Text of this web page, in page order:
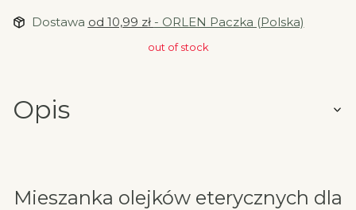
Dostawa od 10,99 zł - ORLEN Paczka (Polska)
out of stock
Opis
Mieszanka olejków eterycznych dla